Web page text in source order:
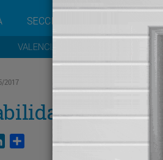
SECCIONES
VALENCIA
2017
LinkedInCompartir